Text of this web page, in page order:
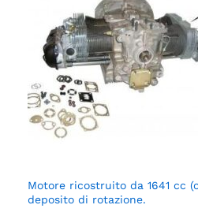
Motore ricostruito da 1641 cc
deposito di rotazione.